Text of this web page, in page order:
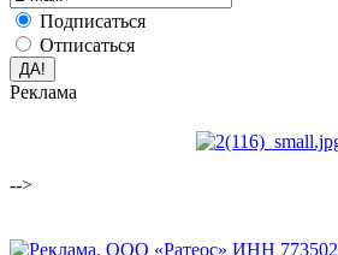
Подписаться
Отписаться
Реклама
-->